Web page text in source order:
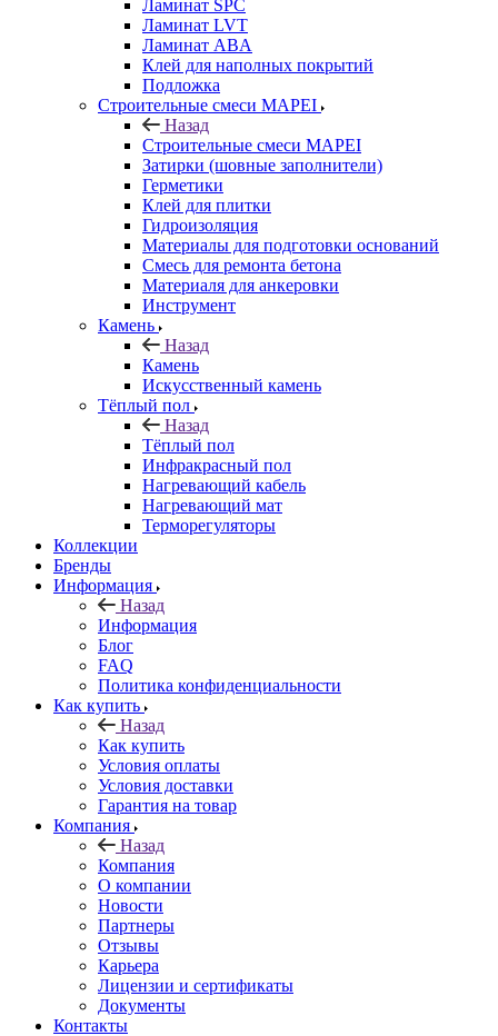
Ламинат SPC
Ламинат LVT
Ламинат ABA
Клей для наполных покрытий
Подложка
Строительные смеси MAPEI
Назад
Строительные смеси MAPEI
Затирки (шовные заполнители)
Герметики
Клей для плитки
Гидроизоляция
Материалы для подготовки оснований
Смесь для ремонта бетона
Материаля для анкеровки
Инструмент
Камень
Назад
Камень
Искусственный камень
Тёплый пол
Назад
Тёплый пол
Инфракрасный пол
Нагревающий кабель
Нагревающий мат
Терморегуляторы
Коллекции
Бренды
Информация
Назад
Информация
Блог
FAQ
Политика конфиденциальности
Как купить
Назад
Как купить
Условия оплаты
Условия доставки
Гарантия на товар
Компания
Назад
Компания
О компании
Новости
Партнеры
Отзывы
Карьера
Лицензии и сертификаты
Документы
Контакты